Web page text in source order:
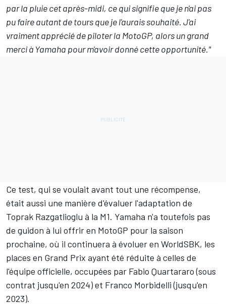
par la pluie cet après-midi, ce qui signifie que je n'ai pas
pu faire autant de tours que je l'aurais souhaité. J'ai
vraiment apprécié de piloter la MotoGP, alors un grand
merci à Yamaha pour m'avoir donné cette opportunité."
Ce test, qui se voulait avant tout une récompense,
était aussi une manière d'évaluer l'adaptation de
Toprak Razgatlioglu à la M1. Yamaha n'a toutefois pas
de guidon à lui offrir en MotoGP pour la saison
prochaine, où il continuera à évoluer en WorldSBK, les
places en Grand Prix ayant été réduite à celles de
l'équipe officielle, occupées par Fabio Quartararo(sous
contrat jusqu'en 2024) et Franco Morbidelli(jusqu'en
2023).